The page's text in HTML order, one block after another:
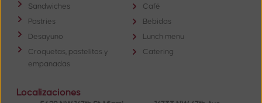
Sandwiches
Pastries
Desayuno
Croquetas, pastelitos y
empanadas
Café
Bebidas
Lunch menu
Catering
Localizaciones